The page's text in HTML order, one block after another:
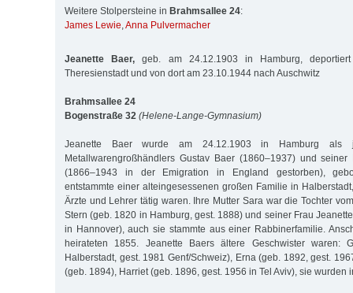
Weitere Stolpersteine in Brahmsallee 24:
James Lewie,Anna Pulvermacher
Jeanette Baer, geb. am 24.12.1903 in Hamburg,
Theresienstadt und von dort am 23.10.1944 nach Auschwitz
Brahmsallee 24
Bogenstraße 32 (Helene-Lange-Gymnasium)
Jeanette Baer wurde am 24.12.1903 in Hamburg als
Metallwarengroßhändlers Gustav Baer (1860–1937) und
(1866–1943 in der Emigration in England gestorben),
entstammte einer alteingesessenen großen Familie in
Ärzte und Lehrer tätig waren. Ihre Mutter Sara war die Tochter
Stern (geb. 1820 in Hamburg, gest. 1888) und seiner Frau
in Hannover), auch sie stammte aus einer Rabbinerfamilie.
heirateten 1855. Jeanette Baers ältere Geschwister waren:
Halberstadt, gest. 1981 Genf/Schweiz), Erna (geb. 1892, gest.
(geb. 1894), Harriet (geb. 1896, gest. 1956 in Tel Aviv), sie wurden